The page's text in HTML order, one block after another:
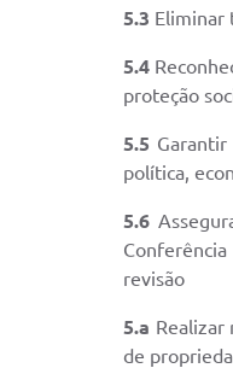
5.3 Eliminar
5.4
proteção
5.5
política,
5.6
revisão
5.a Realizar
de